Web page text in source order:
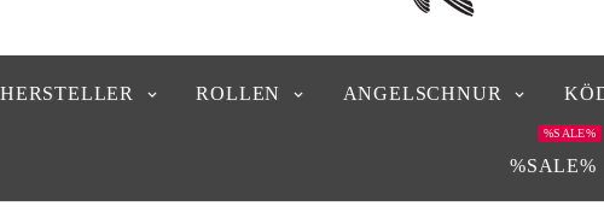
HERSTELLER ROLLEN ANGELSCHNUR
%SALE%
%SALE%